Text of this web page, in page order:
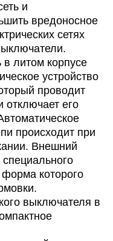
и
вредоносное
сетях
литом корпусе
устройство
проводит
отключает его
происходит при
Внешний
которого
выключателя в